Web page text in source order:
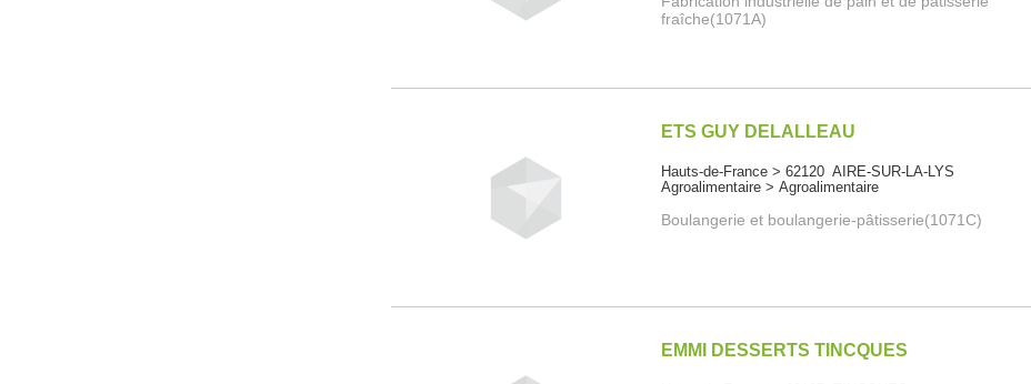
fraîche(1071A)
ETS GUY DELALLEAU
Hauts-de-France > 62120 AIRE-SUR-LA-LYS
Agroalimentaire > Agroalimentaire
Boulangerie et boulangerie-pâtisserie(1071C)
EMMI DESSERTS TINCQUES